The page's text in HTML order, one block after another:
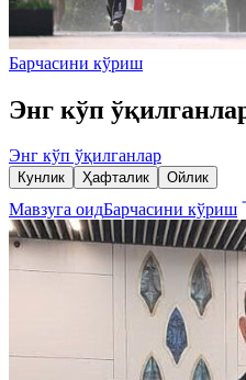
Барчасини кўриш
Энг кўп
Энг кўп ўқилганлар
Кунлик Ҳафталик Ойлик
Мавзуга оидБарчасини кўриш